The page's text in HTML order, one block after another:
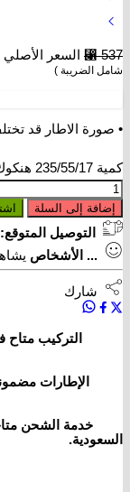
⃁537 السعر الأصلي
شامل الضريبة )
• صورة الاطار قد
كمية 235/55/17 هنكوك Korean K135A 2025
إضافة إلى السلة
التوصيل المتوقع:
...
الأشخاص
شارك
التركيب متاح
الإطارات
خدمة الشحن
السعودية.